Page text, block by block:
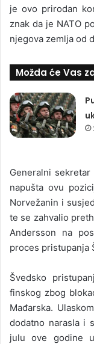
je ovo prirodan
znak da je NATO
njegova zemlja od
Možda će Vas
Generalni
napušta ovu
Norvežanin i
te se zahvalio
Andersson na
proces pristupanja
Švedsko
finskog zbog
Mađarska.
dodatno narasla i
julu ove godine